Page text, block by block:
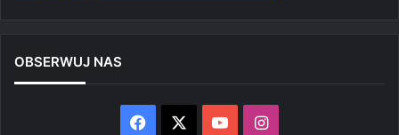
OBSERWUJ NAS
Facebook YouTubeInstagram